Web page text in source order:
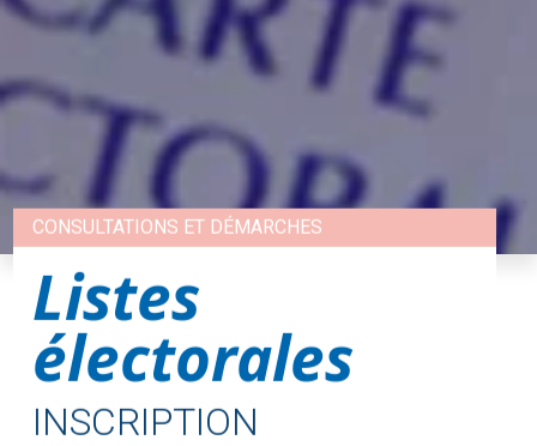
CONSULTATIONS ET DÉMARCHES
Listes
électorales
INSCRIPTION